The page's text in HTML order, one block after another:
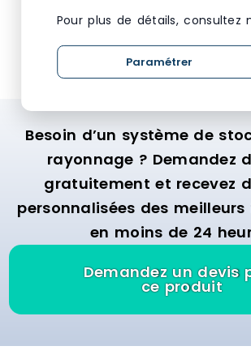
VOIR LE PRODUIT
Besoin d’un système de
rayonnage ? Demandez
gratuitement et recevez
personnalisées des meilleurs
en moins de 24
Demandez un devis
ce produit
Pour plus de détails, consultez
Paramétrer